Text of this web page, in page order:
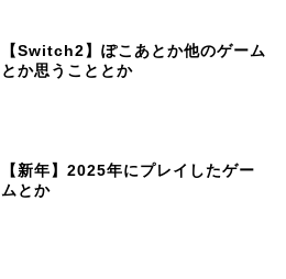
【Switch2】ぽこあとか他のゲーム
とか思うこととか
【新年】2025年にプレイしたゲー
ムとか